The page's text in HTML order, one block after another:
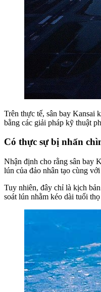
Trên thực tế, sân bay Kansai
bằng các giải pháp kỹ thuật
Có thực sự bị nhấn
Nhận định cho rằng sân bay
lún của đảo nhân tạo cùng
Tuy nhiên, đây chỉ là kịch
soát lún nhằm kéo dài tuổi